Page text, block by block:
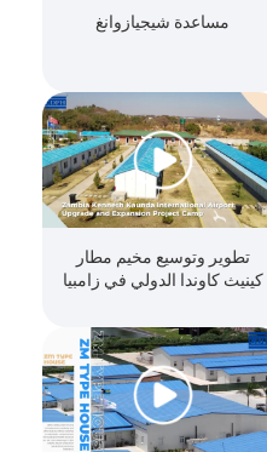
مساعدة شيجيازوانغ
تطوير وتوسيع مخيم مطار
كينيث كاوندا الدولي في زامبيا